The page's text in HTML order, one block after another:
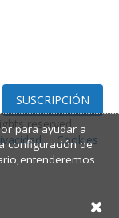
SUSCRIPCIÓN
reserved.
Cookies
para ayudar a
configuración de